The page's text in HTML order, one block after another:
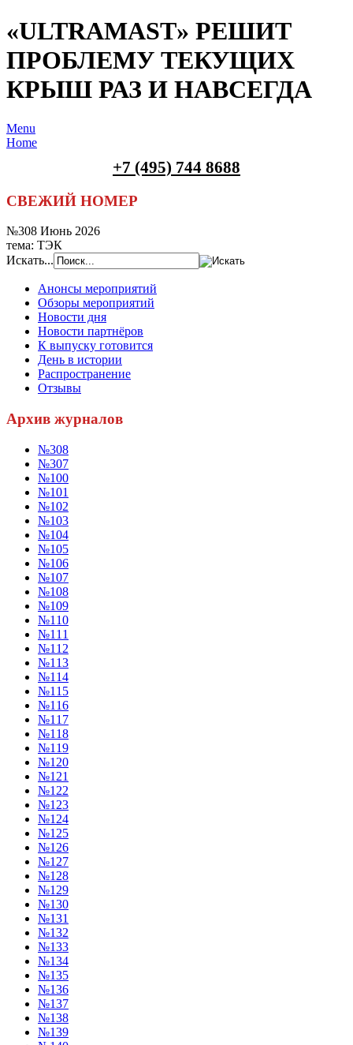
«ULTRAMAST» РЕШИТ
ПРОБЛЕМУ ТЕКУЩИХ
КРЫШ РАЗ И НАВСЕГДА
Menu
Home
+7 (495) 744 8688
СВЕЖИЙ НОМЕР
№308 Июнь 2026
тема: ТЭК
Искать...
Анонсы мероприятий
Обзоры мероприятий
Новости дня
Новости партнёров
К выпуску готовится
День в истории
Распространение
Отзывы
Архив журналов
№308
№307
№100
№101
№102
№103
№104
№105
№106
№107
№108
№109
№110
№111
№112
№113
№114
№115
№116
№117
№118
№119
№120
№121
№122
№123
№124
№125
№126
№127
№128
№129
№130
№131
№132
№133
№134
№135
№136
№137
№138
№139